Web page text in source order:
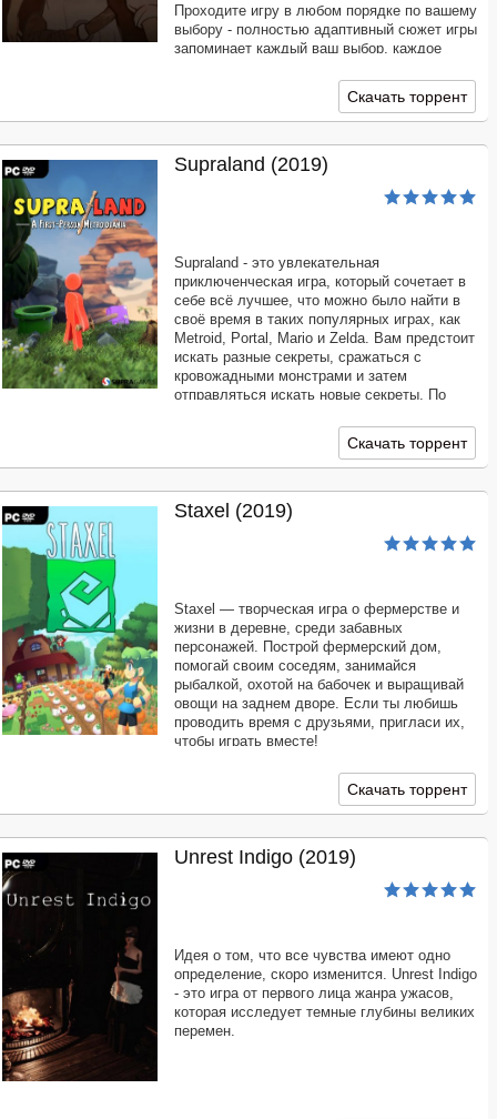
Проходите игру в любом порядке по вашему
выбору - полностью адаптивный сюжет игры
запоминает каждый ваш выбор, каждое
делаете, влияя на то, что происходит
Скачать торрент
Supraland (2019)
Supraland - это увлекательная
приключенческая игра, который сочетает в
себе всё лучшее, что можно было найти в
своё время в таких популярных играх, как
Metroid, Portal, Mario и Zelda. Вам предстоит
искать разные секреты, сражаться с
кровожадными монстрами и затем
отправляться искать новые секреты. По
новые способности своих героев, сможете
Скачать торрент
Staxel (2019)
Staxel — творческая игра о фермерстве и
жизни в деревне, среди забавных
персонажей. Построй фермерский дом,
помогай своим соседям, занимайся
рыбалкой, охотой на бабочек и выращивай
овощи на заднем дворе. Если ты любишь
проводить время с друзьями, пригласи их,
чтобы играть вместе!
Скачать торрент
Unrest Indigo (2019)
Идея о том, что все чувства имеют одно
определение, скоро изменится. Unrest Indigo
- это игра от первого лица жанра ужасов,
которая исследует темные глубины великих
перемен.